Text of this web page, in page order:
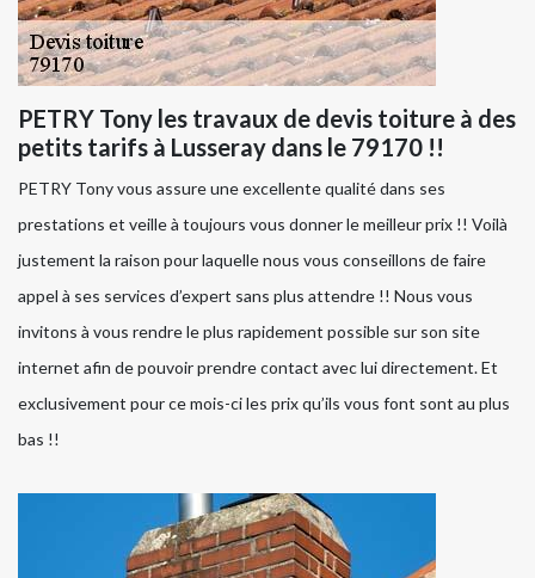
PETRY Tony les travaux de devis toiture à des
petits tarifs à Lusseray dans le 79170 !!
PETRY Tony vous assure une excellente qualité dans ses
prestations et veille à toujours vous donner le meilleur prix !! Voilà
justement la raison pour laquelle nous vous conseillons de faire
appel à ses services d’expert sans plus attendre !! Nous vous
invitons à vous rendre le plus rapidement possible sur son site
internet afin de pouvoir prendre contact avec lui directement. Et
exclusivement pour ce mois-ci les prix qu’ils vous font sont au plus
bas !!